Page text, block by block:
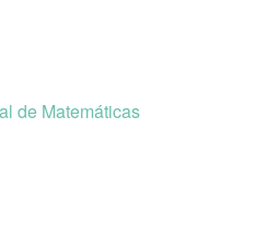
de Matemáticas